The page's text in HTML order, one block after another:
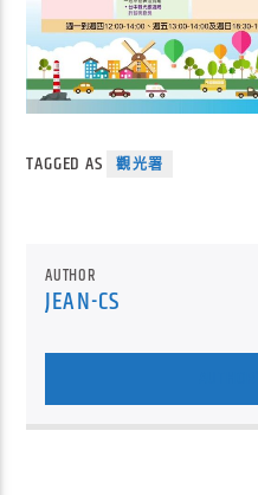
TAGGED AS 觀光署
AUTHOR
JEAN-CS